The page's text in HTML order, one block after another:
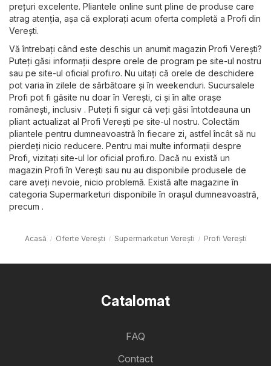
prețuri excelente. Pliantele online sunt pline de produse care
atrag atenția, așa că explorați acum oferta completă a Profi din
Vereşti.
Vă întrebați când este deschis un anumit magazin Profi Vereşti?
Puteți găsi informații despre orele de program pe site-ul nostru
sau pe site-ul oficial profi.ro. Nu uitați că orele de deschidere
pot varia în zilele de sărbătoare și în weekenduri. Sucursalele
Profi pot fi găsite nu doar în Vereşti, ci și în alte orașe
românești, inclusiv . Puteți fi sigur că veți găsi întotdeauna un
pliant actualizat al Profi Vereşti pe site-ul nostru. Colectăm
pliantele pentru dumneavoastră în fiecare zi, astfel încât să nu
pierdeți nicio reducere. Pentru mai multe informații despre
Profi, vizitați site-ul lor oficial profi.ro. Dacă nu există un
magazin Profi în Vereşti sau nu au disponibile produsele de
care aveți nevoie, nicio problemă. Există alte magazine în
categoria Supermarketuri disponibile în orașul dumneavoastră,
precum .
Acasă Oferte Vereşti Supermarketuri Vereşti Profi Vereşti
Catalomat
FAQ
Contact